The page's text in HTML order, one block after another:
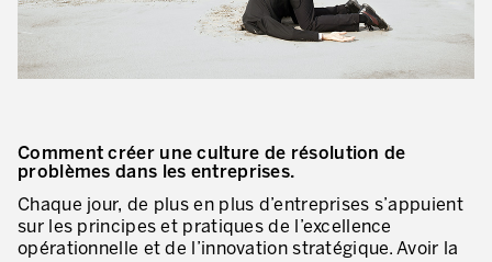
Nos consultants et formateurs
Guider la transformation de l’entreprise
Développer votre compétitivité
Construire l’entreprise Lean
PIÈCE JOINTE
Comment créer une culture de résolution de
problèmes dans les entreprises.
Chaque jour, de plus en plus d’entreprises s’appuient
sur les principes et pratiques de l’excellence
opérationnelle et de l’innovation stratégique. Avoir la